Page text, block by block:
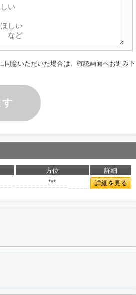
同意いただいた場合は、確認画面へお進み下
す
方位
詳細
*** 詳細を見る